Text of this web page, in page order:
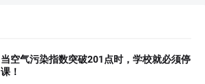
当空气污染指数突破201点时，学校就必须停
课！